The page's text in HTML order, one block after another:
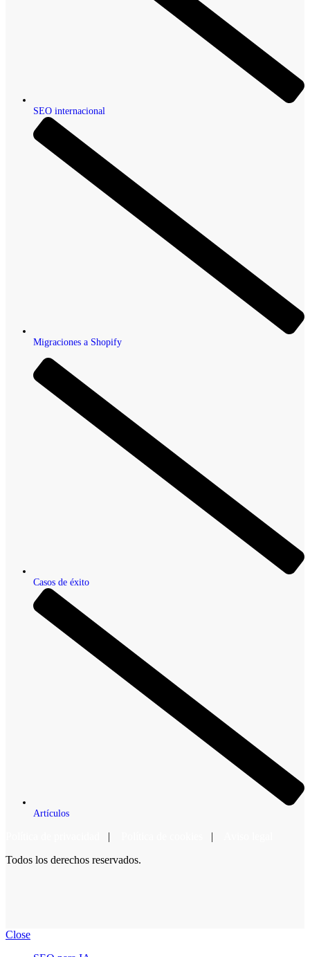
SEO internacional
Migraciones a Shopify
Casos de éxito
Artículos
| |
Todos los derechos reservados.
Close